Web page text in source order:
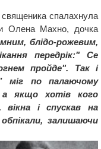
спалахнула
Олена Махно, дочка
блідо-рожевим,
передрік:" Се
пройде". Так і
міг по палаючому
а якщо хотів кого
вікна і спускав на
залишаючи